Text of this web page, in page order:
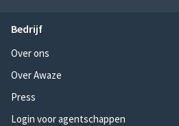
Bedrijf
Over ons
Over Awaze
Press
Login voor agentschappen